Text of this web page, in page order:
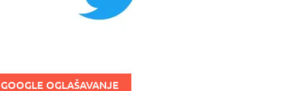
GOOGLE OGLAŠAVANJE